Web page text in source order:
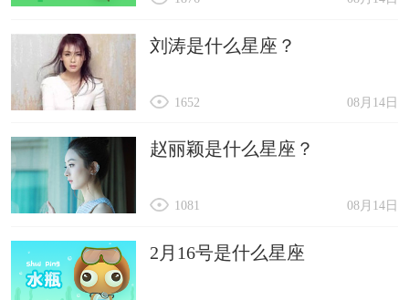
刘涛是什么星座？
08月14日
1652
赵丽颖是什么星座？
08月14日
1081
2月16号是什么星座